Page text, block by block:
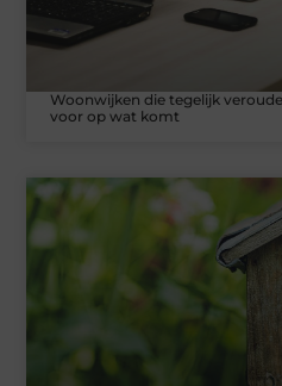
Woonwijken die tegelijk
voor op wat komt